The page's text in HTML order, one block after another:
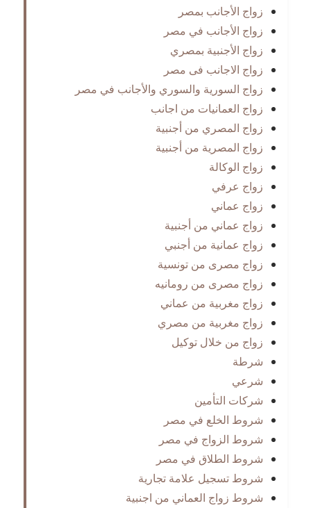
زواج الأجانب بمصر
زواج الأجانب في مصر
زواج الأجنبية بمصري
زواج الاجانب فى مصر
زواج السورية والسوري والأجانب في مصر
زواج العمانيات من اجانب
زواج المصري من أجنبية
زواج المصرية من أجنبية
زواج الوكالة
زواج عرفي
زواج عماني
زواج عماني من أجنبية
زواج عمانية من أجنبي
زواج مصرى من تونسية
زواج مصرى من رومانيه
زواج مغربية من عماني
زواج مغربية من مصري
زواج من خلال توكيل
شرطة
شرعي
شركات التأمين
شروط الخلع في مصر
شروط الزواج في مصر
شروط الطلاق في مصر
شروط تسجيل علامة تجارية
شروط زواج العماني من اجنبية